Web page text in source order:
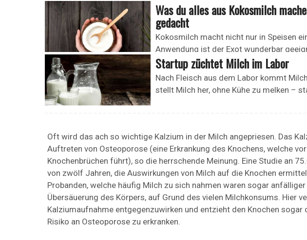
Was du alles aus Kokosmilch
gedacht
Kokosmilch macht nicht nur in Speisen
Anwendung ist der Exot wunderbar
Startup züchtet Milch im Labor
Nach Fleisch aus dem Labor kommt
stellt Milch her, ohne Kühe zu melken –
Oft wird das ach so wichtige Kalzium in der Milch angepriesen. Das
Auftreten von Osteoporose (eine Erkrankung des Knochens, welche
Knochenbrüchen führt), so die herrschende Meinung. Eine Studie an
von zwölf Jahren, die Auswirkungen von Milch auf die Knochen
Probanden, welche häufig Milch zu sich nahmen waren sogar
Übersäuerung des Körpers, auf Grund des vielen Milchkonsums. Hier
Kalziumaufnahme entgegenzuwirken und entzieht den Knochen
Risiko an Osteoporose zu erkranken.